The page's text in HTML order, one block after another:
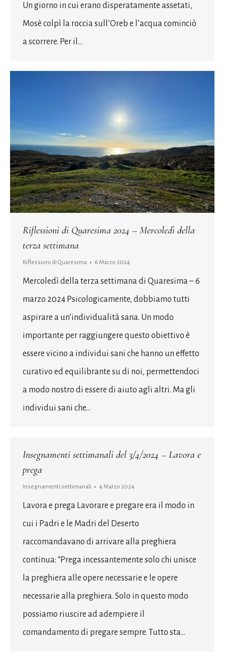
Un giorno in cui erano disperatamente assetati,
Mosè colpì la roccia sull’Oreb e l’acqua cominciò
a scorrere. Per il…
Riflessioni di Quaresima 2024 – Mercoledì della
terza settimana
Riflessioni di Quaresima 6 Marzo 2024
Mercoledì della terza settimana di Quaresima – 6
marzo 2024 Psicologicamente, dobbiamo tutti
aspirare a un’individualità sana. Un modo
importante per raggiungere questo obiettivo è
essere vicino a individui sani che hanno un effetto
curativo ed equilibrante su di noi, permettendoci
a modo nostro di essere di aiuto agli altri. Ma gli
individui sani che…
Insegnamenti settimanali del 3/4/2024 – Lavora e
prega
Insegnamenti settimanali 4 Marzo 2024
Lavora e prega Lavorare e pregare era il modo in
cui i Padri e le Madri del Deserto
raccomandavano di arrivare alla preghiera
continua: “Prega incessantemente solo chi unisce
la preghiera alle opere necessarie e le opere
necessarie alla preghiera. Solo in questo modo
possiamo riuscire ad adempiere il
comandamento di pregare sempre. Tutto sta…